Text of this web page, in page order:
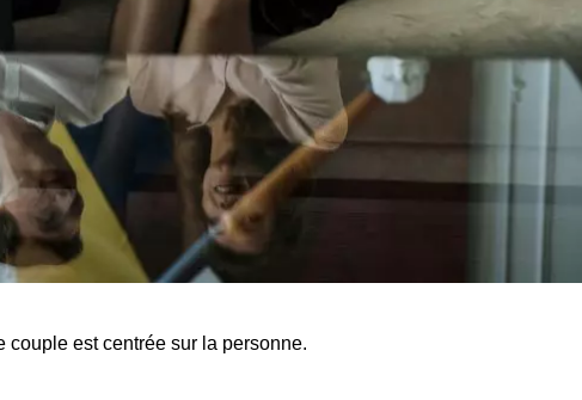
couple est centrée sur la personne.